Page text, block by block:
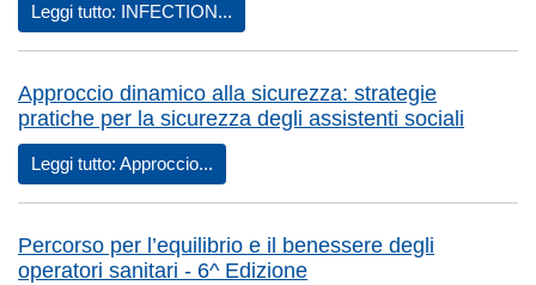
Leggi tutto: INFECTION...
Approccio dinamico alla sicurezza: strategie
pratiche per la sicurezza degli assistenti sociali
Leggi tutto: Approccio...
Percorso per l’equilibrio e il benessere degli
operatori sanitari - 6^ Edizione